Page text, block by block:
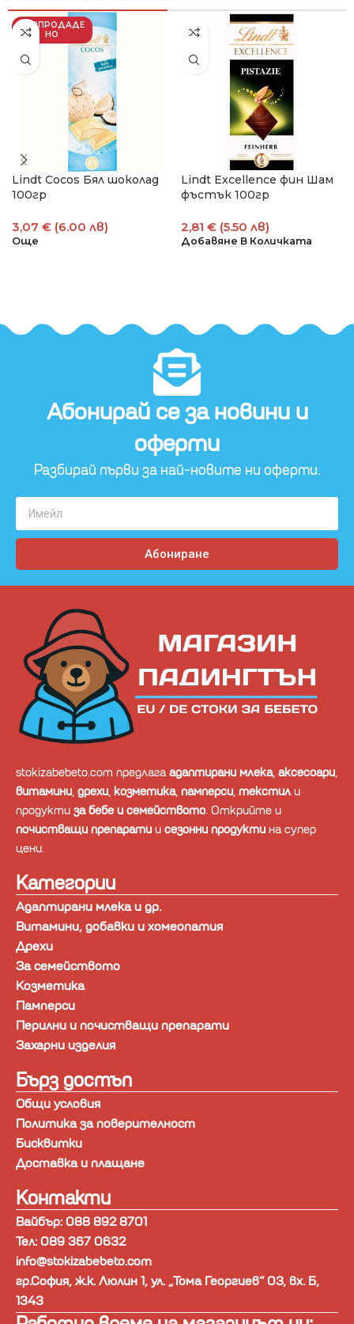
РАЗПРОДАДЕ
НО
Lindt Cocos Бял шоколад
100гр
3,07 € (6.00 лв)
Още
Lindt Excellence фин Шам
фъстък 100гр
2,81 € (5.50 лв)
Добавяне В Количката
Абонирай се за новини и
оферти​
Разбирай първи за най-новите ни оферти.
Абониране
stokizabebeto.com предлагаадаптирани млека, аксесоари,
витамини, дрехи, козметика, памперси, текстил и
продукти за бебе и семейството. Открийте и
почистващи препарати и сезонни продукти на супер
цени.
Категории
Адаптирани млека и др.
Витамини, добавки и хомеопатия
Дрехи
За семейството
Козметика
Памперси
Перилни и почистващи препарати
Захарни изделия
Бърз достъп
Общи условия
Политика за поверителност
Бисквитки
Доставка и плащане
Контакти
Вайбър: 088 892 8701
Тел: 089 367 0632
info@stokizabebeto.com
гр.София, ж.к. Люлин 1, ул. „Тома Георгиев“ 03, вх. Б,
1343